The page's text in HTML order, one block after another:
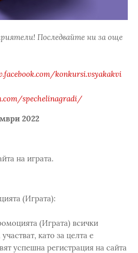
Последвайте ни за още
konkursi.vsyakakvi
spechelinagradi/
2022
на играта.
(Играта):
(Играта) всички
като за целта е
успешна регистрация на сайта